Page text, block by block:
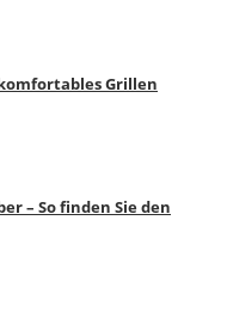
Grillen
– So finden Sie den